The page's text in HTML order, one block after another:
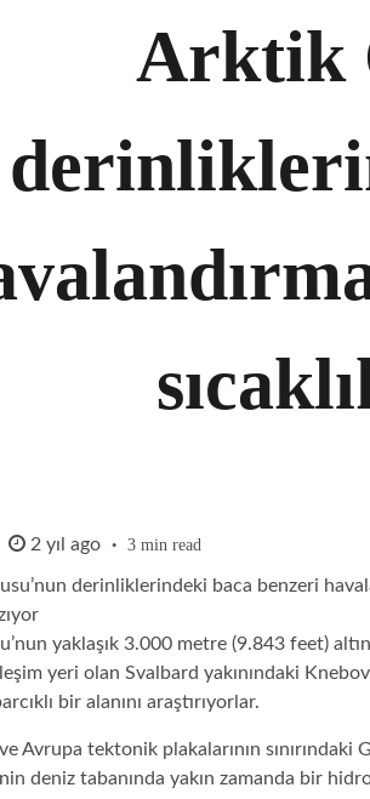
Arktik
2 yıl ago 3 min read
yaklaşık 3.000 metre (9.843 feet)
yeri olan Svalbard yakınındaki
bir alanını araştırıyorlar.
Avrupa tektonik plakalarının
deniz tabanında yakın zamanda bir